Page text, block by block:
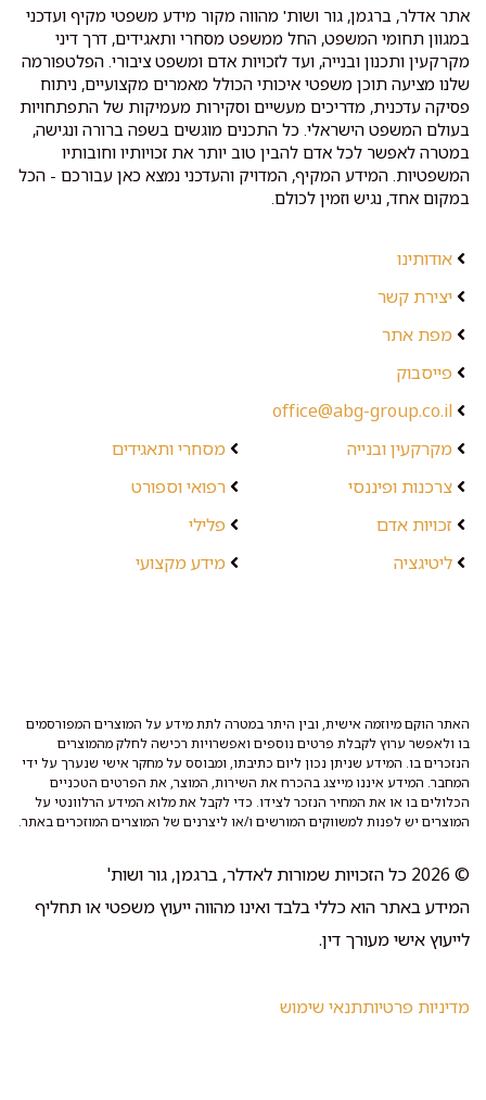
אתר אדלר, ברגמן, גור ושות' מהווה מקור מידע משפטי מקיף ועדכני
במגוון תחומי המשפט, החל ממשפט מסחרי ותאגידים, דרך דיני
מקרקעין ותכנון ובנייה, ועד לזכויות אדם ומשפט ציבורי. הפלטפורמה
שלנו מציעה תוכן משפטי איכותי הכולל מאמרים מקצועיים, ניתוח
פסיקה עדכנית, מדריכים מעשיים וסקירות מעמיקות של התפתחויות
בעולם המשפט הישראלי. כל התכנים מוגשים בשפה ברורה ונגישה,
במטרה לאפשר לכל אדם להבין טוב יותר את זכויותיו וחובותיו
המשפטיות. המידע המקיף, המדויק והעדכני נמצא כאן עבורכם - הכל
במקום אחד, נגיש וזמין לכולם.
אודותינו
יצירת קשר
מפת אתר
פייסבוק
office@abg-group.co.il
מקרקעין ובנייה
צרכנות ופיננסי
זכויות אדם
ליטיגציה
מסחרי ותאגידים
רפואי וספורט
פלילי
מידע מקצועי
האתר הוקם מיוזמה אישית, ובין היתר במטרה לתת מידע על המוצרים המפורסמים
בו ולאפשר ערוץ לקבלת פרטים נוספים ואפשרויות רכישה לחלק מהמוצרים
הנזכרים בו. המידע שניתן נכון ליום כתיבתו, ומבוסס על מחקר אישי שנערך על ידי
המחבר. המידע איננו מייצג בהכרח את השירות, המוצר, את הפרטים הטכניים
הכלולים בו או את המחיר הנזכר לצידו. כדי לקבל את מלוא המידע הרלוונטי על
המוצרים יש לפנות למשווקים המורשים ו/או ליצרנים של המוצרים המוזכרים באתר.
© 2026 כל הזכויות שמורות לאדלר, ברגמן, גור ושות'
המידע באתר הוא כללי בלבד ואינו מהווה ייעוץ משפטי או תחליף
לייעוץ אישי מעורך דין.
מדיניות פרטיותתנאי שימוש